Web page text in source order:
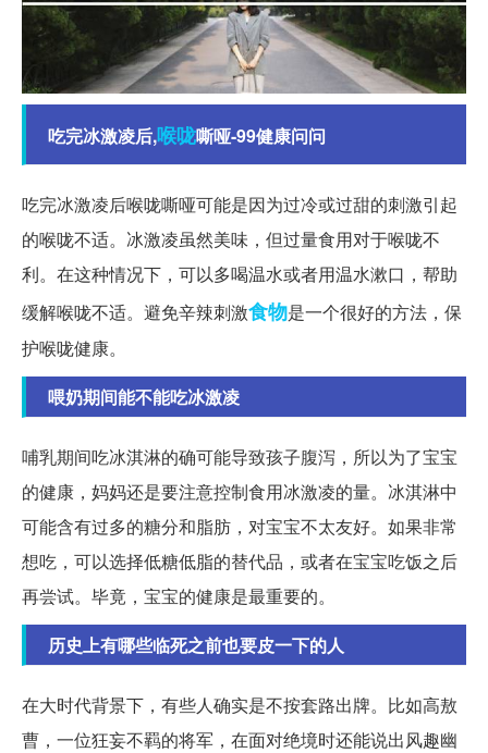
吃完冰激凌后,喉咙嘶哑-99健康问问
吃完冰激凌后喉咙嘶哑可能是因为过冷或过甜的刺激引起
的喉咙不适。冰激凌虽然美味，但过量食用对于喉咙不
利。在这种情况下，可以多喝温水或者用温水漱口，帮助
缓解喉咙不适。避免辛辣刺激食物是一个很好的方法，保
护喉咙健康。
喂奶期间能不能吃冰激凌
哺乳期间吃冰淇淋的确可能导致孩子腹泻，所以为了宝宝
的健康，妈妈还是要注意控制食用冰激凌的量。冰淇淋中
可能含有过多的糖分和脂肪，对宝宝不太友好。如果非常
想吃，可以选择低糖低脂的替代品，或者在宝宝吃饭之后
再尝试。毕竟，宝宝的健康是最重要的。
历史上有哪些临死之前也要皮一下的人
在大时代背景下，有些人确实是不按套路出牌。比如高敖
曹，一位狂妄不羁的将军，在面对绝境时还能说出风趣幽